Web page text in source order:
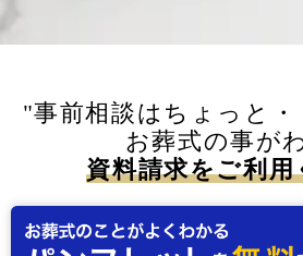
"事前相談はちょっと
お葬式の事が
資料請求をご利